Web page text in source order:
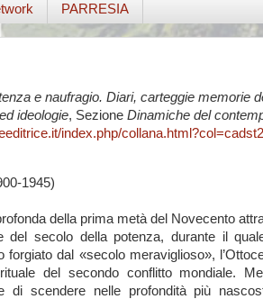
PARRESIA
e naufragio. Diari, carteggie memorie
ideologie, Sezione Dinamiche del
index.php/collana.html?col=cadst2
1945)
della prima metà del Novecento
del secolo della potenza, durante il
dal «secolo meraviglioso»,
del secondo conflitto mondiale.
di scendere nelle profondità più